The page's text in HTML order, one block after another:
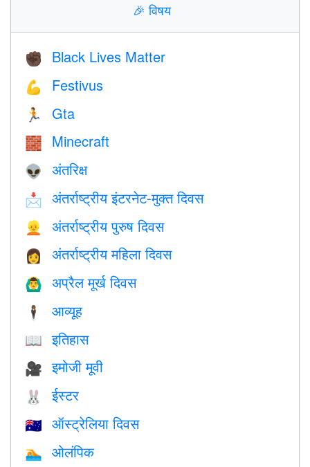
🎉विषय
✊🏿 Black Lives Matter
💪 Festivus
🏃 Gta
🧱 Minecraft
👽 अंतरिक्ष
📩 अंतर्राष्ट्रीय इंटरनेट-मुक्त दिवस
👱 अंतर्राष्ट्रीय पुरुष दिवस
👩 अंतर्राष्ट्रीय महिला दिवस
🙆‍♂️ अप्रैल मूर्ख दिवस
🕴️ आव्यूह
📖 इतिहास
🎥 इमोजी मूवी
🐰 ईस्टर
🇦🇺 ऑस्ट्रेलिया दिवस
🏊 ओलंपिक